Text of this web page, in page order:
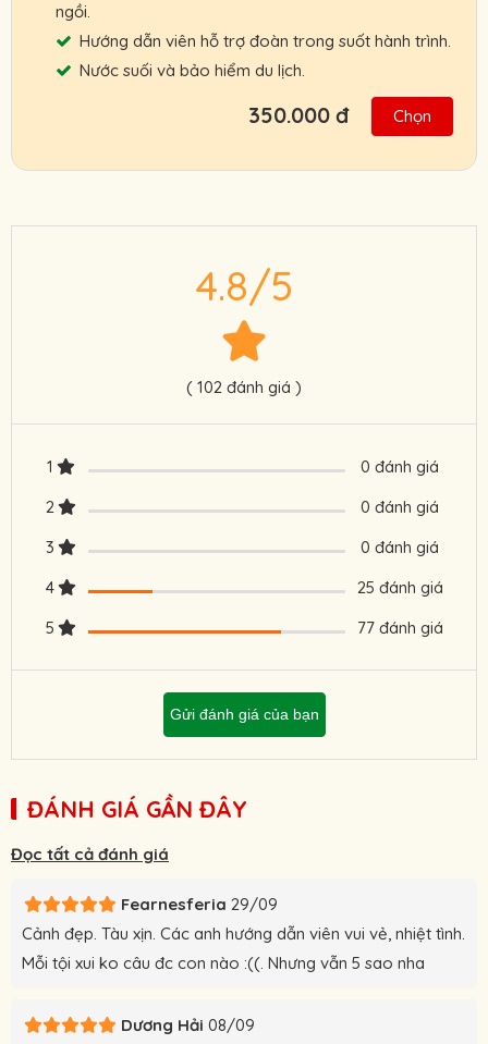
ngồi.
Hướng dẫn viên hỗ trợ đoàn trong suốt hành trình.
Nước suối và bảo hiểm du lịch.
Bạn có thể đặt tour trước chuyến đi, thanh
toán sau khi đã trải nghiệm tour.
nghiệm tốt nhất cho quý khách.
Chính sách ưu đãi cho đối tác, khách đoàn,
Cam kết giá tour tốt nhất, hỗ trợ nhanh
Liên hệ ngay: 0901 222 772 để được hỗ trợ
tốt nhất.
350.000 đ Chọn
4.8/5
( 102 đánh giá )
1
0 đánh giá
2
0 đánh giá
3
0 đánh giá
4
25 đánh giá
5
77 đánh giá
Gửi đánh giá của bạn
ĐÁNH GIÁ GẦN ĐÂY
Đọc tất cả đánh giá
Fearnesferia 29/09
Cảnh đẹp. Tàu xịn. Các anh hướng dẫn viên vui vẻ, nhiệt tình.
Mỗi tội xui ko câu đc con nào :((. Nhưng vẫn 5 sao nha
Dương Hải 08/09